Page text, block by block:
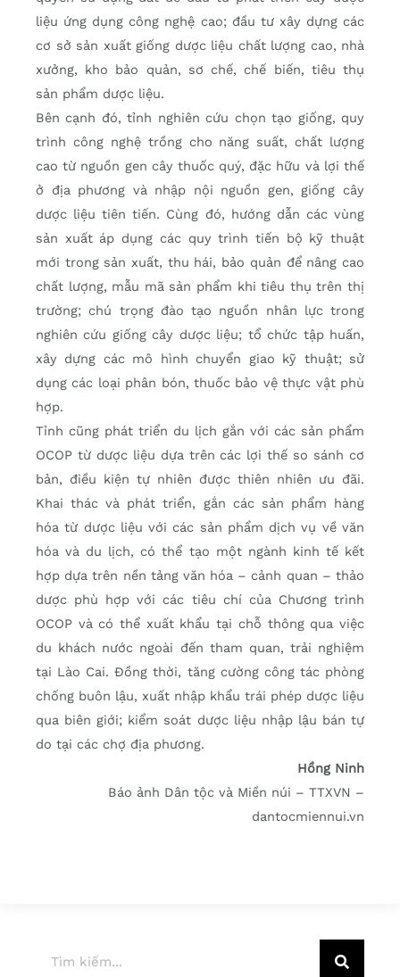
liệu ứng dụng công nghệ cao; đầu tư xây dựng các
cơ sở sản xuất giống dược liệu chất lượng cao, nhà
xưởng, kho bảo quản, sơ chế, chế biến, tiêu thụ
sản phẩm dược liệu.
Bên cạnh đó, tỉnh nghiên cứu chọn tạo giống, quy
trình công nghệ trồng cho năng suất, chất lượng
cao từ nguồn gen cây thuốc quý, đặc hữu và lợi thế
ở địa phương và nhập nội nguồn gen, giống cây
dược liệu tiên tiến. Cùng đó, hướng dẫn các vùng
sản xuất áp dụng các quy trình tiến bộ kỹ thuật
mới trong sản xuất, thu hái, bảo quản để nâng cao
chất lượng, mẫu mã sản phẩm khi tiêu thụ trên thị
trường; chú trọng đào tạo nguồn nhân lực trong
nghiên cứu giống cây dược liệu; tổ chức tập huấn,
xây dựng các mô hình chuyển giao kỹ thuật; sử
dụng các loại phân bón, thuốc bảo vệ thực vật phù
hợp.
Tỉnh cũng phát triển du lịch gắn với các sản phẩm
OCOP từ dược liệu dựa trên các lợi thế so sánh cơ
bản, điều kiện tự nhiên được thiên nhiên ưu đãi.
Khai thác và phát triển, gắn các sản phẩm hàng
hóa từ dược liệu với các sản phẩm dịch vụ về văn
hóa và du lịch, có thể tạo một ngành kinh tế kết
hợp dựa trên nền tảng văn hóa – cảnh quan – thảo
dược phù hợp với các tiêu chí của Chương trình
OCOP và có thể xuất khẩu tại chỗ thông qua việc
du khách nước ngoài đến tham quan, trải nghiệm
tại Lào Cai. Đồng thời, tăng cường công tác phòng
chống buôn lậu, xuất nhập khẩu trái phép dược liệu
qua biên giới; kiểm soát dược liệu nhập lậu bán tự
do tại các chợ địa phương.
Hồng Ninh
Báo ảnh Dân tộc và Miền núi – TTXVN –
dantocmiennui.vn